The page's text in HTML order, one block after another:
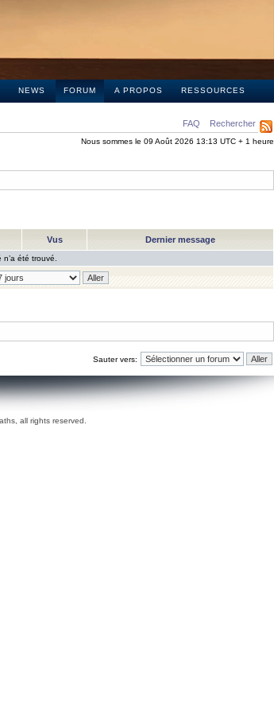
NEWS FORUM A PROPOS RESSOURCES
FAQ Rechercher
Nous sommes le 09 Août 2026 13:13 UTC + 1 heure
Vus Dernier message
été trouvé.
Sauter vers:
all rights reserved.